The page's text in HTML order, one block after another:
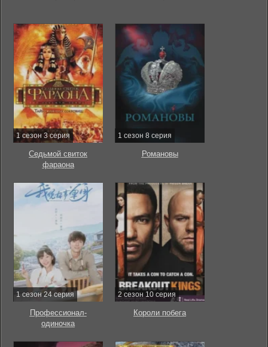
1 сезон 3 серия
Седьмой свиток
фараона
1 сезон 8 серия
Романовы
1 сезон 24 серия
Профессионал-
одиночка
2 сезон 10 серия
Короли побега